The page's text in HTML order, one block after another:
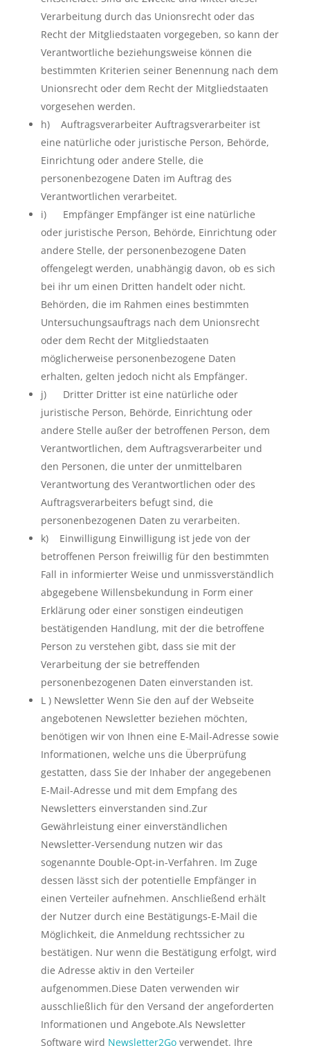
Verarbeitung durch das Unionsrecht oder das
Recht der Mitgliedstaaten vorgegeben, so kann der
Verantwortliche beziehungsweise können die
bestimmten Kriterien seiner Benennung nach dem
Unionsrecht oder dem Recht der Mitgliedstaaten
vorgesehen werden.
h) Auftragsverarbeiter Auftragsverarbeiter ist
eine natürliche oder juristische Person, Behörde,
Einrichtung oder andere Stelle, die
personenbezogene Daten im Auftrag des
Verantwortlichen verarbeitet.
i) Empfänger Empfänger ist eine natürliche
oder juristische Person, Behörde, Einrichtung oder
andere Stelle, der personenbezogene Daten
offengelegt werden, unabhängig davon, ob es sich
bei ihr um einen Dritten handelt oder nicht.
Behörden, die im Rahmen eines bestimmten
Untersuchungsauftrags nach dem Unionsrecht
oder dem Recht der Mitgliedstaaten
möglicherweise personenbezogene Daten
erhalten, gelten jedoch nicht als Empfänger.
j) Dritter Dritter ist eine natürliche oder
juristische Person, Behörde, Einrichtung oder
andere Stelle außer der betroffenen Person, dem
Verantwortlichen, dem Auftragsverarbeiter und
den Personen, die unter der unmittelbaren
Verantwortung des Verantwortlichen oder des
Auftragsverarbeiters befugt sind, die
personenbezogenen Daten zu verarbeiten.
k) Einwilligung Einwilligung ist jede von der
betroffenen Person freiwillig für den bestimmten
Fall in informierter Weise und unmissverständlich
abgegebene Willensbekundung in Form einer
Erklärung oder einer sonstigen eindeutigen
bestätigenden Handlung, mit der die betroffene
Person zu verstehen gibt, dass sie mit der
Verarbeitung der sie betreffenden
personenbezogenen Daten einverstanden ist.
L ) Newsletter Wenn Sie den auf der Webseite
angebotenen Newsletter beziehen möchten,
benötigen wir von Ihnen eine E-Mail-Adresse sowie
Informationen, welche uns die Überprüfung
gestatten, dass Sie der Inhaber der angegebenen
E-Mail-Adresse und mit dem Empfang des
Newsletters einverstanden sind.Zur
Gewährleistung einer einverständlichen
Newsletter-Versendung nutzen wir das
sogenannte Double-Opt-in-Verfahren. Im Zuge
dessen lässt sich der potentielle Empfänger in
einen Verteiler aufnehmen. Anschließend erhält
der Nutzer durch eine Bestätigungs-E-Mail die
Möglichkeit, die Anmeldung rechtssicher zu
bestätigen. Nur wenn die Bestätigung erfolgt, wird
die Adresse aktiv in den Verteiler
aufgenommen.Diese Daten verwenden wir
ausschließlich für den Versand der angeforderten
Informationen und Angebote.Als Newsletter
Software wird Newsletter2Goverwendet. Ihre